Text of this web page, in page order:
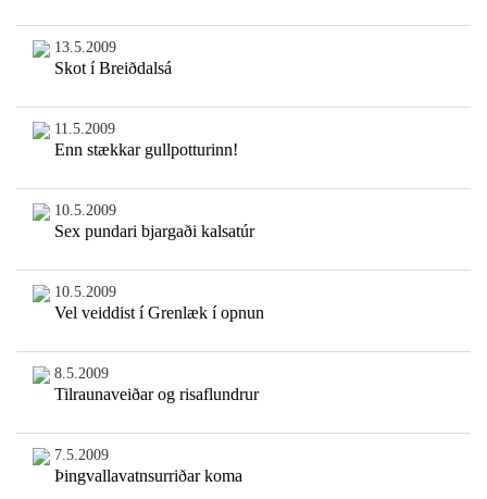
13.5.2009
Skot í Breiðdalsá
11.5.2009
Enn stækkar gullpotturinn!
10.5.2009
Sex pundari bjargaði kalsatúr
10.5.2009
Vel veiddist í Grenlæk í opnun
8.5.2009
Tilraunaveiðar og risaflundrur
7.5.2009
Þingvallavatnsurriðar koma